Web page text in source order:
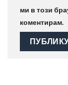
ми в този
коментирам.